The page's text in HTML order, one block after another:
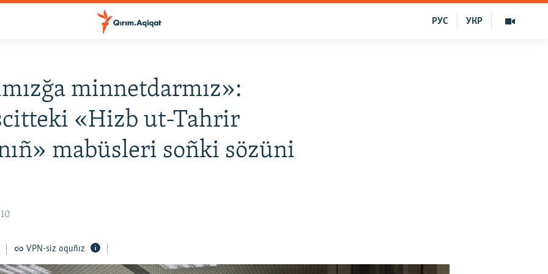
УКР
РУС
minnetdarmız»:
«Hizb ut-Tahrir
mabüsleri soñki sözüni
VPN-siz oquñız